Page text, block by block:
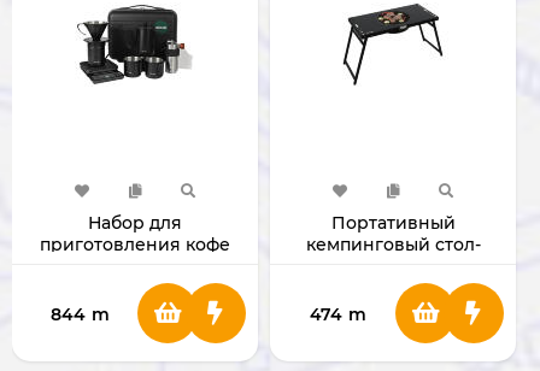
Набор для
приготовления кофе
GNV60CMSPRBK
844 m
Портативный
кемпинговый стол-
Table Black
[GNPOBBQTBK]
474 m